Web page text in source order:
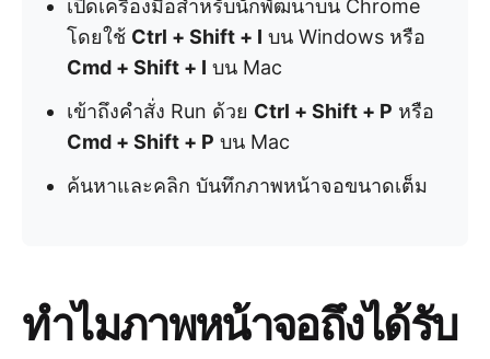
เปิดเครื่องมือสำหรับนักพัฒนาบน Chrome
โดยใช้ Ctrl + Shift + I บน Windows หรือ
Cmd + Shift + I บน Mac
เข้าถึงคำสั่ง Run ด้วย Ctrl + Shift + P หรือ
Cmd + Shift + P บน Mac
ค้นหาและคลิก บันทึกภาพหน้าจอขนาดเต็ม
ทำไมภาพหน้าจอถึงได้รับ